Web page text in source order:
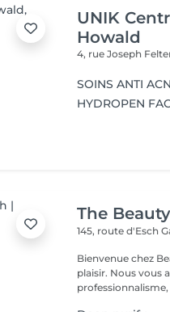
UNIK
Howald
4, rue Joseph
SOINS ANTI
HYDROPEN
The
145, route d'Esch
Bienvenue chez
plaisir. Nous vous
professionnalisme,